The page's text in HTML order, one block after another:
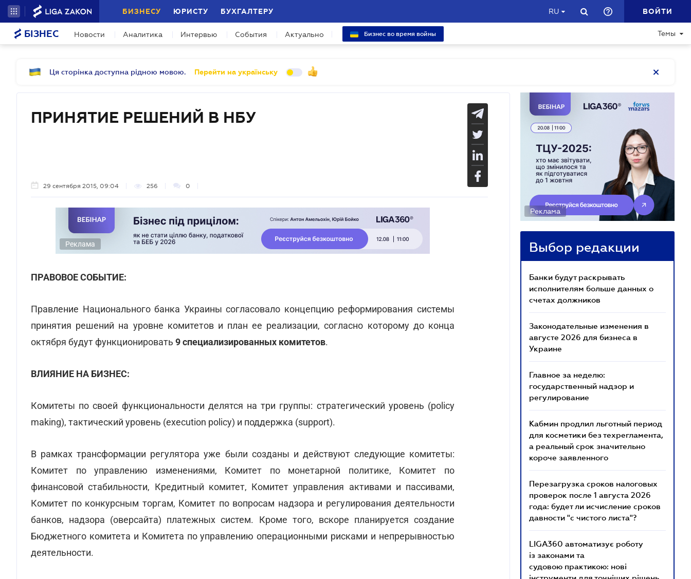
БИЗНЕСУ ЮРИСТУ БУХГАЛТЕРУ RU ВОЙТИ
БІЗНЕС Новости Аналитика Интервью События Актуально Бизнес во время войны Темы
Ця сторінка доступна рідною мовою. Перейти на українську
ПРИНЯТИЕ РЕШЕНИЙ В НБУ
29 сентября 2015, 09:04 256 0
Реклама
ПРАВОВОЕ СОБЫТИЕ:
Правление Национального банка Украины согласовало концепцию реформирования системы
принятия решений на уровне комитетов и план ее реализации, согласно которому до конца
октября будут функционировать 9 специализированных комитетов.
ВЛИЯНИЕ НА БИЗНЕС:
Комитеты по своей функциональности делятся на три группы: стратегический уровень (policy
making), тактический уровень (execution policy) и поддержка (support).
В рамках трансформации регулятора уже были созданы и действуют следующие комитеты:
Комитет по управлению изменениями, Комитет по монетарной политике, Комитет по
финансовой стабильности, Кредитный комитет, Комитет управления активами и пассивами,
Комитет по конкурсным торгам, Комитет по вопросам надзора и регулирования деятельности
банков, надзора (оверсайта) платежных систем. Кроме того, вскоре планируется создание
Бюджетного комитета и Комитета по управлению операционными рисками и непрерывностью
деятельности.
Реклама
Выбор редакции
Банки будут раскрывать
исполнителям больше данных о
счетах должников
Законодательные изменения в
августе 2026 для бизнеса в
Украине
Главное за неделю:
государственный надзор и
регулирование
Кабмин продлил льготный период
для косметики без техрегламента,
а реальный срок значительно
короче заявленного
Перезагрузка сроков налоговых
проверок после 1 августа 2026
года: будет ли исчисление сроков
давности "с чистого листа"?
LIGA360 автоматизує роботу
із законами та
судовою практикою: нові